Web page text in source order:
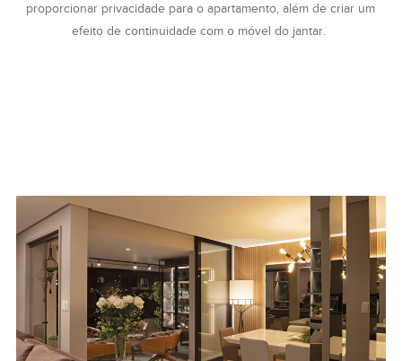
proporcionar privacidade para o apartamento, além de criar um
efeito de continuidade com o móvel do jantar.